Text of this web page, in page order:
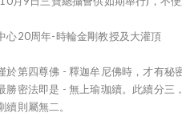
心20周年-時輪金剛教授及大灌頂
於第四尊佛 - 釋迦牟尼佛時，才有
勝密法即是 - 無上瑜珈續。此續分
續則屬無二。